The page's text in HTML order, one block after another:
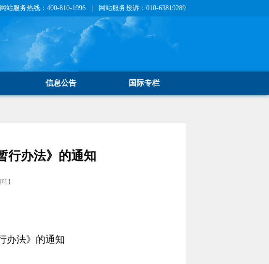
网站服务热线：400-810-1996 | 网站服务投诉：010-63819289
信息公告 国际专栏
行办法》的通知
印 】
办法》的通知